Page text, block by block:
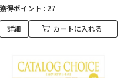
獲得ポイント : 27
詳細 カートに入れる